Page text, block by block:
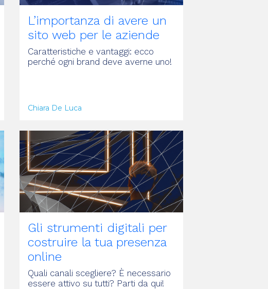
L’importanza di avere un
sito web per le aziende
Caratteristiche e vantaggi: ecco
perché ogni brand deve averne uno!
Chiara De Luca
Gli strumenti digitali per
costruire la tua presenza
online
Quali canali scegliere? È necessario
essere attivo su tutti? Parti da qui!